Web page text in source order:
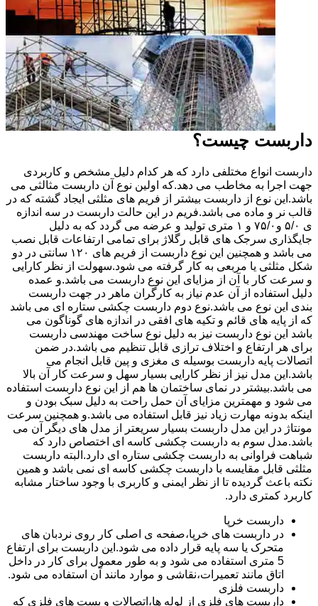
داربست چیست؟
داربست انواع مختلفی دارد که هر کدام دلیل مشخص و کاربردی
جهت اجرا به مخاطب می دهد.که اولین نوع آن داربست مثالثی می
باشد.این نوع از داربست بیشتر از فریم های مثلثی ایجاد گشته که در
قالب نر و ماده می باشد.فریم در این حالت داربست در سه اندازه
ی ۵/۰ و۷۵/۰ و ۱ متری تولید و عرضه می گردد که به دلیل
جایگذاری سرجک های قابل رگلاژ برای تمامی ارتفاعات قابل نصب
می باشد و همچنین این نوع داربست از فریم های ۱۲۰ سانتی در دو
شکل مثلثی یا مربعی به کار گرفته می شود.سهولت از نظر کارایی
و سرعت کار با آن از مزایای این نوع داربست می باشد.و عمده
دلیل استفاده از آن عدم نیاز به کارگران ماهر در جهت داربست
بندی این نوع می باشد.نوع دوم داربست چکشی ستاره ای می باشد
که از پایه های قائم و تکیه های افقی در اندازه های گوناگون می
باشد این نوع داربست نیز به دلیل نوع ساخت مهندسی داربست
برای هر ارتفاع و اختلاف ترازی قابل تنظیم می باشد.در ضمن
اتصالات پایه داربست بوسیله ی مغزی و پین قابل انجام می
باشد.این مدل نیز از نظر کارایی بسیار سهل و سرعت کار آن بالا
می باشد.بیشتر در نمای ساختمان ها هم از این نوع داربست استفاده
می شود و مهمترین مزایای آن حمل راحت به دلیل سبک بودن و
اینکه بدونه مهارت زیاد نیز قابل استفاده می باشد.و همچنین سرعت
مونتاژ در این مدل داربست بسیار سریعتر از مدل های دیگر آن می
باشد.مدل سوم به داربست چکشی کاسه ای اختصاص دارد که
شباهت فراوانی به داربست چکشی ستاره ای دارد.البته داربست
مثلثی قابل مقایسه با داربست چکشی کاسه ای نمی باشد و همین
نکته باعث گردیده تا از نظر ایمنی و کاربری با وجود ساختار مشابه
کاربرد کمتری دارد.
داربست خرپا
در داربست های خرپا،صفحه ی اصلی کار روی نردبان های
متحرک یا سه پایه قرار داده می شود.این داربست برای ارتفاع
5 متری استفاده می شود و به طور معمول برای کار در داخل
اتاق مانند تعمیرات،نقاشی و موارد مانند آن استفاده می شود.
داربست فلزی
داربست های فلزی از لوله ها،اتصالات و بست های فلزی که